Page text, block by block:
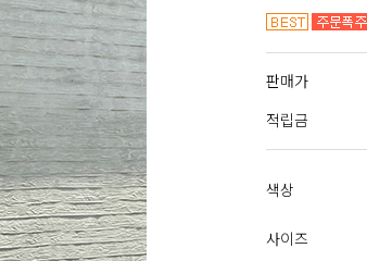
판매가
적립금
색상
사이즈